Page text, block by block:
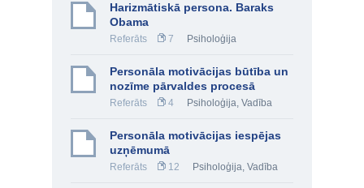
Harizmātiskā persona. Baraks
Obama
Referāts 7 Psiholoģija
Personāla motivācijas būtība un
nozīme pārvaldes procesā
Referāts 4 Psiholoģija, Vadība
Personāla motivācijas iespējas
uzņēmumā
Referāts 12 Psiholoģija, Vadība